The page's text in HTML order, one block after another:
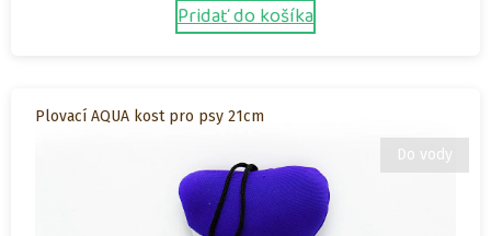
Pridať do košíka
Do vody
Plovací AQUA kost pro psy 21cm